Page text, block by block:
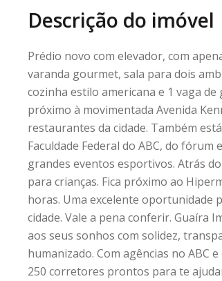
Descrição do imóvel
Prédio novo com elevador, com
varanda gourmet, sala para dois
cozinha estilo americana e 1 vaga
próximo à movimentada Avenida
restaurantes da cidade. Também
Faculdade Federal do ABC, do
grandes eventos esportivos. Atrás
para crianças. Fica próximo ao
horas. Uma excelente oportunidade
cidade. Vale a pena conferir. Guaíra
aos seus sonhos com solidez,
humanizado. Com agências no ABC
250 corretores prontos para te